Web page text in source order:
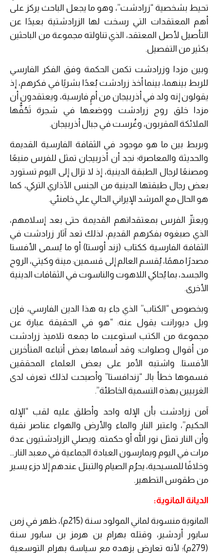
تحيط بشخصية “زرادشت”، وهو ما يجعل الباحث يركز على
أهم المعتقدات التي رسخت لها الزرادشتية بعيدًا عن
التأصيل لأصل المعتقد، الذي تناولته مجموعة من الباحثين
بكثير من التفصيل.
وبين مزدا وزرادشت تكمن الحكمة وفق الفكر الفارسي
للربط بينهما، بينما أخذ زرادشت بُعدًا بشريًا في فكرهم، إذ
يقولون إنه ولد في أذربيجان من أمٍ فارسية، ويعتقدون أن
مزدا خلق روح زرادشت ووضعها في شجرة تَحُفُّها
الملائكة المقربون، وغُرست في جبال أذربيجان.
وبربط بين ما هو موجود في الثقافة الفارسية القديمة
والحديثة والمعاصرة؛ نجد أن أذربيجان تمثل للفرس منبعًا
ومصنعًا لرجال الطبقة الدينية، إذ لا تزال إلى اليوم تستورد
بعض رجال طبقتها الدينية من الجنس الآذاري التركي، كما
هو الحال مع المرشد الإيراني الحالي علي خامنئي.
ويعتزّ الفرس بمعتقداتهم القديمة حتى بعد إسلامهم،
الذي صبغوه بفكرهم القديم، لذلك تعد آثار زرادشت في
الثقافة الفارسية ككتاب (زند أوستا) أو ما يُسمى الأفستا
مصدرًا مهمًا، يُقسم العالم إلى قسمين: مينة وكيتي، الروح
والجسد، بما يُحاكي اللاهوت والناسوت في الثقافات الدينية
الأخرى.
وبخصوص “الكتاب” الذي جاء به هذا الدين الفارسي، فإن
ويل ديورانت يقول عنه: “هو في الحقيقة عبارة عن
مجموعة من الكتب استوعبت ما جمعه تلاميذ زرادشت
من أقوال وصلوات؛ وقد أسماها بعض أتباعه المتأخرين
الأفستا. واشتبه الأمر على بعض العلماء المحققين
فسموها خطأ بالـ “زندافستا” وأصبحت لذلك تعرف لدى
الغربيين بهذه التسمية الخاطئة”.
آمن زرادشت بأن الإله واحد وأطلق عليه لقب “الإله
الحكيم”، واعتبر النار والماء والأرض والهواء عناصر نقية
وأن النار تمثل نور الله أو حكمته. ويصلي الزرادشتيون عدة
مرات في اليوم ويمارسون العبادة الجماعية في معبد النار…
وخلافًا للمسيحية، يحرُم الصيام والتبتل عندهم إلا جزء يسير
من طقوس التطهير.
الديانة المانوية:
المانوية منسوبة لماني المولود سنة (215م)، ظهر في زمن
سابور أردشير، وقتله بهرام بن هرمز بن سابور سنة
(279م)؛ لأنه تعارض بزهده مع سياسة بهرام التوسعية